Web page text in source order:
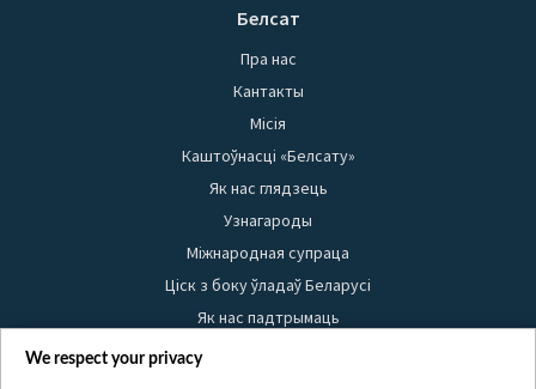
Белсат
Пра нас
Кантакты
Місія
Каштоўнасці «Белсату»
Як нас глядзець
Узнагароды
Міжнародная супраца
Ціск з боку ўладаў Беларусі
Як нас падтрымаць
Правілы выкарыстання матэрыялаў
We respect your privacy